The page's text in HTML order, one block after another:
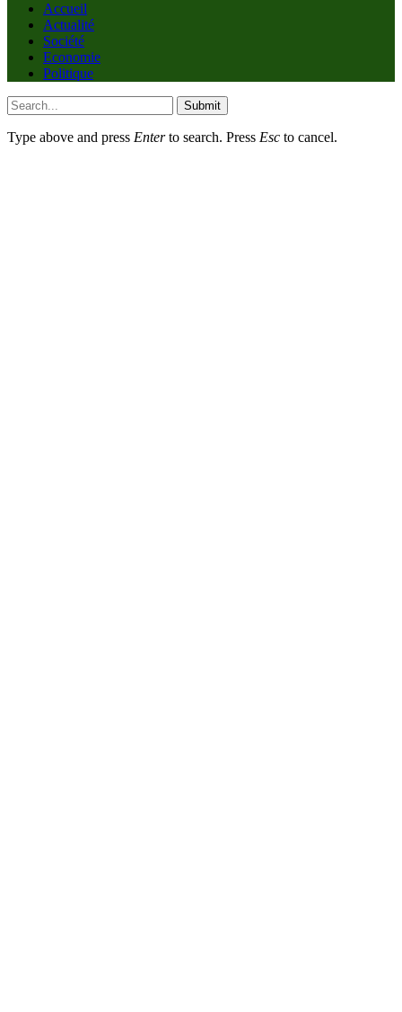
Accueil
Actualité
Société
Economie
Politique
Submit
Type above and press Enterto search. Press Esc to cancel.